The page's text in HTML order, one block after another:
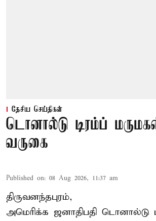
தேசிய செய்திகள்
டொனால்டு டிரம்ப்
வருகை
Published on: 08 Aug 2026, 11:37 am
திருவனந்தபுரம்,
அமெரிக்க ஜனாதிபதி டொனால்டு